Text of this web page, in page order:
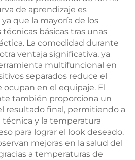
de aprendizaje es
que la mayoría de los
básicas tras unas
La comodidad durante
ventaja significativa, ya
multifuncional en
separados reduce el
ocupan en el equipaje. El
también proporciona un
resultado final, permitiendo a
técnica y la temperatura
para lograr el look deseado.
mejoras en la salud del
a temperaturas de